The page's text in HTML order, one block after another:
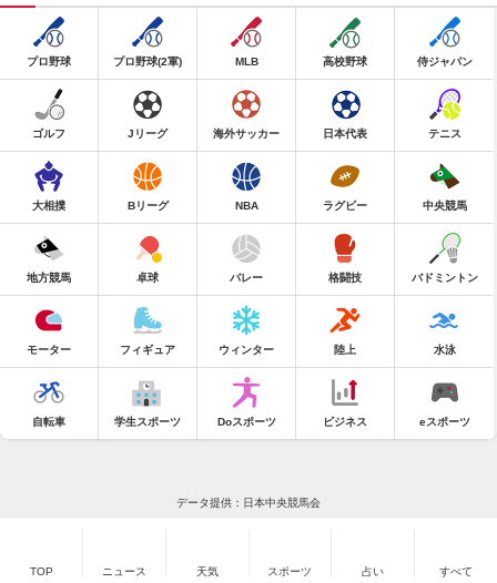
プロ野球 プロ野球(2軍) MLB 高校野球 侍ジャパン
ゴルフ Jリーグ 海外サッカー 日本代表 テニス
大相撲 Bリーグ NBA ラグビー 中央競馬
地方競馬 卓球 バレー 格闘技 バドミントン
モーター フィギュア ウィンター 陸上 水泳
自転車 学生スポーツ Doスポーツ ビジネス eスポーツ
データ提供：日本中央競馬会
TOP ニュース 天気 スポーツ 占い すべて